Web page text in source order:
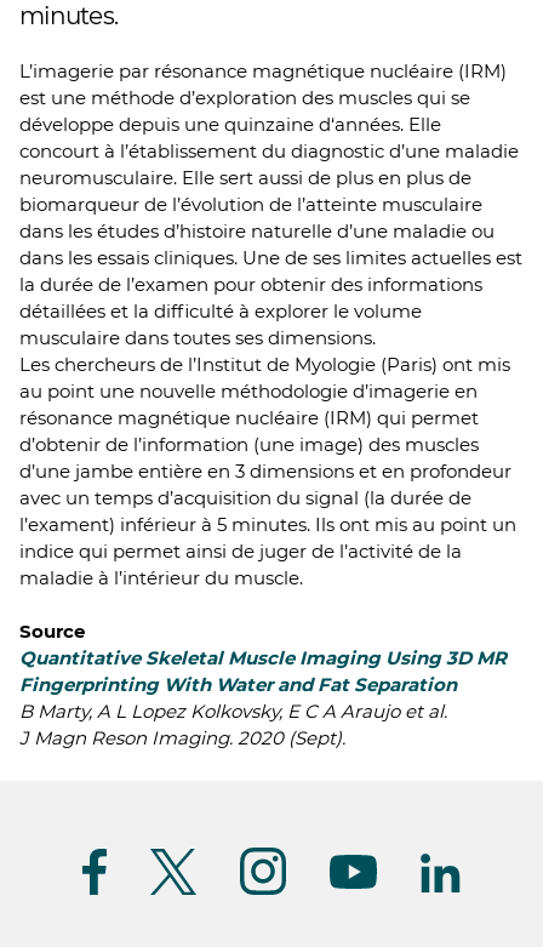
minutes.
L’imagerie par résonance magnétique nucléaire (IRM)
est une méthode d’exploration des muscles qui se
développe depuis une quinzaine d‘années. Elle
concourt à l’établissement du diagnostic d’une maladie
neuromusculaire. Elle sert aussi de plus en plus de
biomarqueur de l’évolution de l’atteinte musculaire
dans les études d’histoire naturelle d’une maladie ou
dans les essais cliniques. Une de ses limites actuelles est
la durée de l’examen pour obtenir des informations
détaillées et la difficulté à explorer le volume
musculaire dans toutes ses dimensions.
Les chercheurs de l’Institut de Myologie (Paris) ont mis
au point une nouvelle méthodologie d’imagerie en
résonance magnétique nucléaire (IRM) qui permet
d’obtenir de l’information (une image) des muscles
d’une jambe entière en 3 dimensions et en profondeur
avec un temps d’acquisition du signal (la durée de
l’exament) inférieur à 5 minutes. Ils ont mis au point un
indice qui permet ainsi de juger de l’activité de la
maladie à l’intérieur du muscle.
Source
Quantitative Skeletal Muscle Imaging Using 3D MR
Fingerprinting With Water and Fat Separation
B Marty, A L Lopez Kolkovsky, E C A Araujo et al.
J Magn Reson Imaging. 2020 (Sept).